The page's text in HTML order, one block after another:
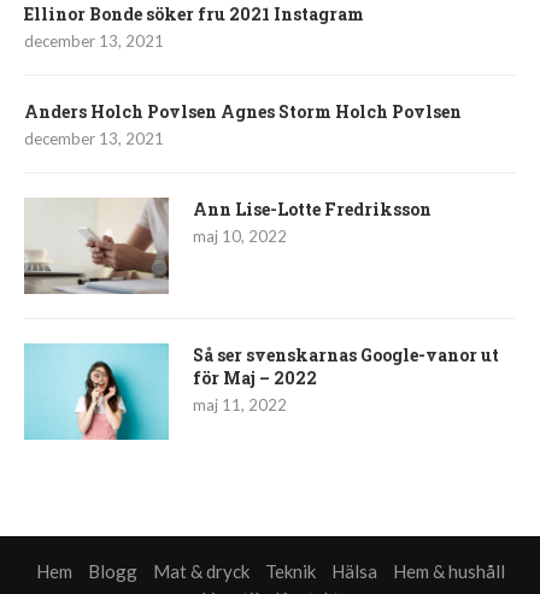
Ellinor Bonde söker fru 2021 Instagram
december 13, 2021
Anders Holch Povlsen Agnes Storm Holch Povlsen
december 13, 2021
Ann Lise-Lotte Fredriksson
maj 10, 2022
Så ser svenskarnas Google-vanor ut
för Maj – 2022
maj 11, 2022
Hem Blogg Mat & dryck Teknik Hälsa
Hem & hushåll